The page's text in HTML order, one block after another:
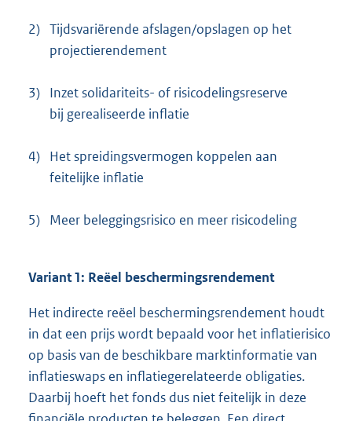
2) Tijdsvariërende afslagen/opslagen op het
projectierendement
3) Inzet solidariteits- of risicodelingsreserve
bij gerealiseerde inflatie
4) Het spreidingsvermogen koppelen aan
feitelijke inflatie
5) Meer beleggingsrisico en meer risicodeling
Variant 1: Reëel beschermingsrendement
Het indirecte reëel beschermingsrendement houdt
in dat een prijs wordt bepaald voor het inflatierisico
op basis van de beschikbare marktinformatie van
inflatieswaps en inflatiegerelateerde obligaties.
Daarbij hoeft het fonds dus niet feitelijk in deze